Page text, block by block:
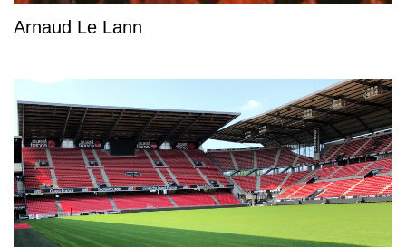
Arnaud Le Lann